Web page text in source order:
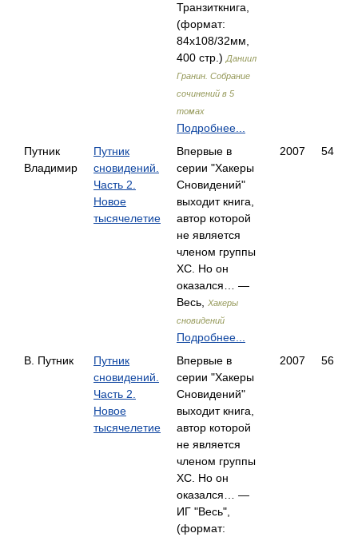
Транзиткнига,
(формат:
84x108/32мм,
400 стр.) Даниил
Гранин. Собрание
сочинений в 5
томах
Подробнее...
Путник
Владимир
Путник
сновидений.
Часть 2.
Новое
тысячелетие
Впервые в
серии "Хакеры
Сновидений"
выходит книга,
автор которой
не является
членом группы
ХС. Но он
оказался… —
Весь,
Хакеры
сновидений
Подробнее...
2007 54
В. Путник
Путник
сновидений.
Часть 2.
Новое
тысячелетие
Впервые в
серии "Хакеры
Сновидений"
выходит книга,
автор которой
не является
членом группы
ХС. Но он
оказался… —
ИГ "Весь",
(формат:
2007 56